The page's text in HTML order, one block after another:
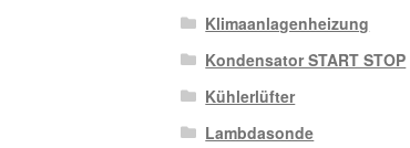
Klimaanlagenheizung
Kondensator START STOP
Kühlerlüfter
Lambdasonde